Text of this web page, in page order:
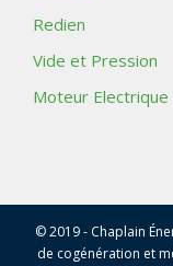
Redien
Vide et Pression
Moteur Electrique
© 2019 - Chaplain
de cogénération et